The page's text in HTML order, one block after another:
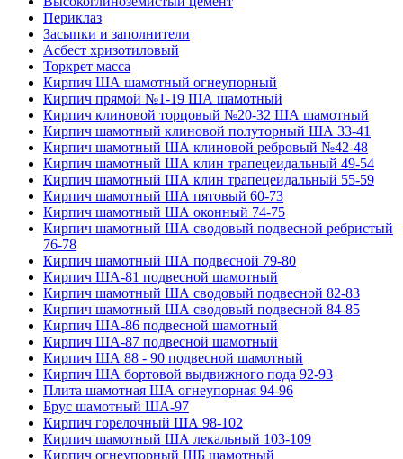
Периклаз
Засыпки и заполнители
Асбест хризотиловый
Торкрет масса
Кирпич ША шамотный огнеупорный
Кирпич прямой №1-19 ША шамотный
Кирпич клиновой торцовый №20-32 ША шамотный
Кирпич шамотный клиновой полуторный ША 33-41
Кирпич шамотный ША клиновой ребровый №42-48
Кирпич шамотный ША клин трапецеидальный 49-54
Кирпич шамотный ША клин трапецеидальный 55-59
Кирпич шамотный ША пятовый 60-73
Кирпич шамотный ША оконный 74-75
Кирпич шамотный ША сводовый подвесной ребристый
76-78
Кирпич шамотный ША подвесной 79-80
Кирпич ША-81 подвесной шамотный
Кирпич шамотный ША сводовый подвесной 82-83
Кирпич шамотный ША сводовый подвесной 84-85
Кирпич ША-86 подвесной шамотный
Кирпич ША-87 подвесной шамотный
Кирпич ША 88 - 90 подвесной шамотный
Кирпич ША бортовой выдвижного пода 92-93
Плита шамотная ША огнеупорная 94-96
Брус шамотный ША-97
Кирпич горелочный ША 98-102
Кирпич шамотный ША лекальный 103-109
Кирпич огнеупорный ШБ шамотный